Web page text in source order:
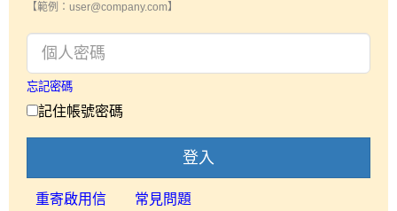
【範例：user@company.com】
忘記密碼
記住帳號密碼
登入
重寄啟用信 常見問題